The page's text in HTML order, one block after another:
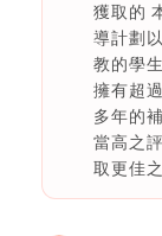
獲取的
導計劃
教的學
擁有超
多年的
當高之
取更佳